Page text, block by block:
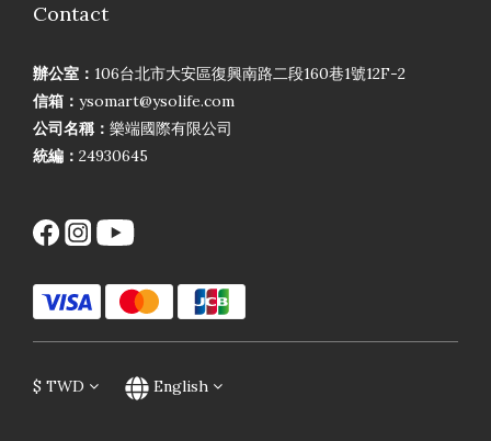
Contact
辦公室： 106台北市大安區復興南路二段160巷1號12F-2
信箱： ysomart@ysolife.com
公司名稱： 樂端國際有限公司
統編： 24930645
$ TWD English